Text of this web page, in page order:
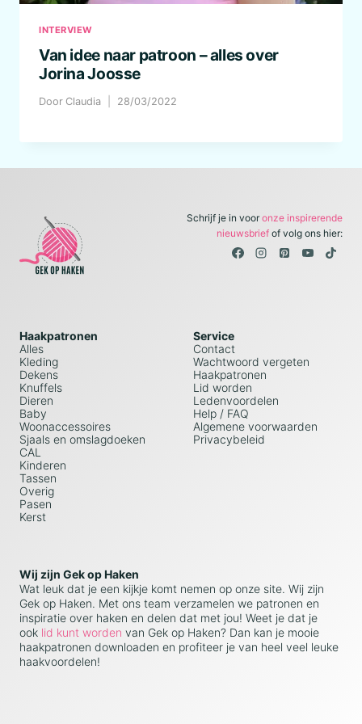
INTERVIEW
Van idee naar patroon – alles over
Jorina Joosse
Door Claudia 28/03/2022
Schrijf je in vooronze inspirerende
nieuwsbriefof volg ons hier:
Haakpatronen
Alles
Kleding
Dekens
Knuffels
Dieren
Baby
Woonaccessoires
Sjaals en omslagdoeken
CAL
Kinderen
Tassen
Overig
Pasen
Kerst
Service
Contact
Wachtwoord vergeten
Haakpatronen
Lid worden
Ledenvoordelen
Help / FAQ
Algemene voorwaarden
Privacybeleid
Wij zijn Gek op Haken
Wat leuk dat je een kijkje komt nemen op onze site. Wij zijn
Gek op Haken. Met ons team verzamelen we patronen en
inspiratie over haken en delen dat met jou! Weet je dat je
ook lid kunt worden van Gek op Haken? Dan kan je mooie
haakpatronen downloaden en profiteer je van heel veel leuke
haakvoordelen!